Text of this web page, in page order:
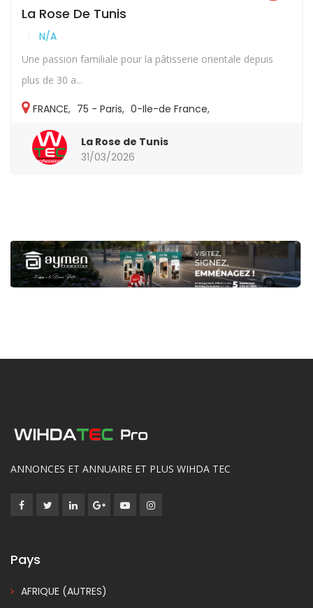
La Rose De Tunis
N/A
Une passion familiale pour la pâtisserie orientale depuis
plus de 30 a...
FRANCE, 75 - Paris, 0-Ile-de France,
Arrondissement-autres
La Rose de Tunis
31/03/2026
ANNONCES ET ANNUAIRE ET PLUS WIHDA TEC
Pays
AFRIQUE (AUTRES)